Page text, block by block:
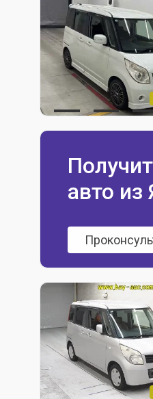
авто из